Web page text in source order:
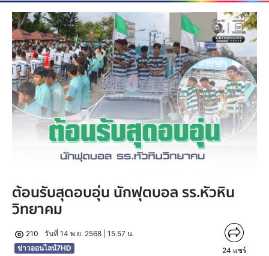
ต้อนรับสุดอบอุ่น นักฟุตบอล รร.หัวหิน
วิทยาคม
210
วันที่ 14 พ.ย. 2568 | 15.57 น.
ข่าวออนไลน์7HD
24 แชร์